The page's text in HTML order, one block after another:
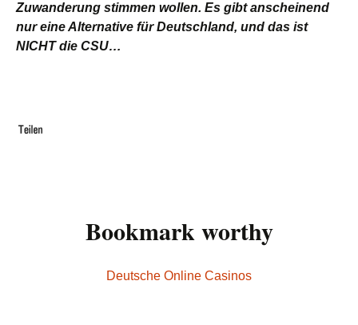
Zuwanderung stimmen wollen. Es gibt anscheinend
nur eine Alternative für Deutschland, und das ist
NICHT die CSU…
Bookmark worthy
Deutsche Online Casinos